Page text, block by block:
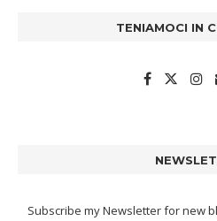
TENIAMOCI IN
Subscribe my Newsletter for new